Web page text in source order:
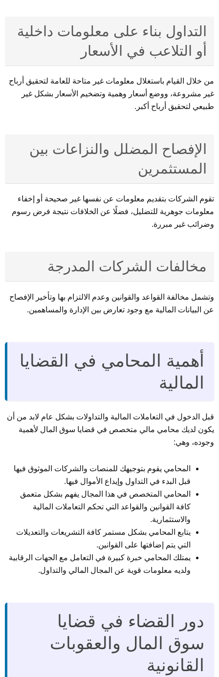
التداول بناء على معلومات داخلية
أو التلاعب في الأسعار
من خلال القيام باستغلال معلومات غير متاحة للعامة لتحقيق أرباح
غير مشروعة، ووضع أسعار وهمية وتضخيم الأسعار بشكل غير
طبيعي لتحقيق أرباح أكبر.
الإفصاح المضلل والنزاعات بين
المستثمرين
تقوم الشركات بتقديم معلومات عن نفسها غير صحيحة أو إخفاء
معلومات جوهرية للتضليل، فضلًا عن الخلافات نتيجة فرض رسوم
وضرائب غير مبررة.
مخالفات الشركات المدرجة
وتشمل مخالفة القواعد والقوانين وعدم الالتزام بها وتأخير الإفصاح
عن البيانات المالية مع وجود تعارض بين الإدارة والمساهمين.
أهمية المحامي في القضايا
المالية
قبل الدخول في التعاملات المالية والتداولات بشكل عام لابد من أن
يكون لديك محامي مالي متخصص في قضايا سوق المال لأهمية
وجوده، وهي:
المحامي يقوم بتوجيهك للمنصات والشركات الموثوق فيها
قبل البدء في التداول وإيداع الأموال فيها.
المحامي المتخصص في هذا المجال يفهم بشكل متعمق
كافة القوانين والقواعد التي تحكم التعاملات المالية
والاستثمارية.
يتابع المحامي بشكل مستمر كافة التشريعات والتعديلات
التي يتم إضافتها على القوانين.
يمتلك المحامي خبرة كبيرة في التعامل مع الجهات الرقابية
ولديه معلومات قوية عن المجال المالي والتداول.
دور القضاء في قضايا
سوق المال والعقوبات
القانونية